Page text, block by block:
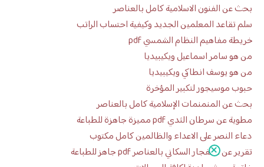
بحث عن الفنون الاسلامية كامل بالعناصر
سلم تقاعد المعلمين الجديد وكيفية احتساب الراتب
خريطة مفاهيم النظام الشمسي pdf
من هو سامر اسماعيل ويكيبيديا
من هو يوسف انطاكي ويكيبيديا
حبوب موسيجور لتكبير المؤخرة
بحث عن المنمنمات الإسلامية كامل بالعناصر
مطوية عن سرطان الثدي pdf مميزة جاهزة للطباعة
دعاء النصر على الاعداء والظالمين كامل مكتوب
تقرير عن الانفجار السكاني بالعناصر pdf جاهز للطباعة